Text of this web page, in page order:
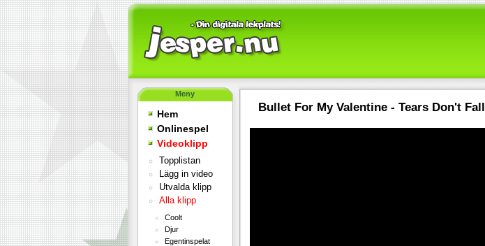
Meny
Hem
Onlinespel
Videoklipp
Topplistan
Lägg in video
Utvalda klipp
Alla klipp
Coolt
Djur
Egentinspelat
Bullet For My Valentine - Tears Don't Fall